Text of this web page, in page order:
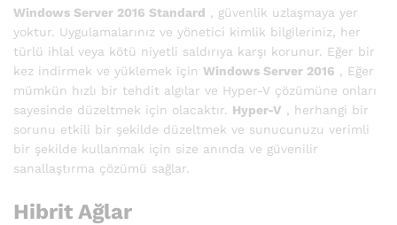
Windows Server 2016 Standard , güvenlik uzlaşmaya yer
yoktur. Uygulamalarınız ve yönetici kimlik bilgileriniz, her
türlü ihlal veya kötü niyetli saldırıya karşı korunur. Eğer bir
kez indirmek ve yüklemek için Windows Server 2016 , Eğer
mümkün hızlı bir tehdit algılar ve Hyper-V çözümüne onları
sayesinde düzeltmek için olacaktır. Hyper-V , herhangi bir
sorunu etkili bir şekilde düzeltmek ve sunucunuzu verimli
bir şekilde kullanmak için size anında ve güvenilir
sanallaştırma çözümü sağlar.
Hibrit Ağlar